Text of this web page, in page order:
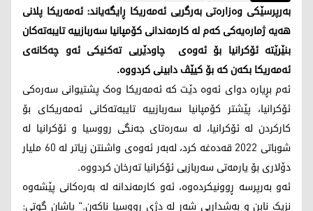
بەرپرسێکی وەزارەتی بەرگریی ئەمەریکا ڕایگەیاند: ئەمەریکا پلانی
هەیە ژمارەیەکی کەم لە کارمەندانی کۆمپانیا سەربازییە تایبەتەکان
بنێرێتە ئۆکرانیا بۆ ئەوەی چاودێریی تەکنیکی ئەو چەکانەی
ئەمەریکا بکەن کە بۆ کیێڤ دابینی کردووە.
ئەم بڕیارە دوای ئەوە دێت کە ئەمەریکا وەک پشتیوانی سەرەکی
ئۆکرانیا، پێشتر کۆمپانیا سەربازییە تایبەتەکانی ئەمەریکای بۆ
کارکردن لە ئۆکرانیا، لە سەرەتای جەنگی رووسیا و ئۆکرانیا لە
شوباتی 2022 قەدەغە کرد، لەبەر ئەوەی واشنتن زیاتر لە 60 ملیار
دۆلاری بۆ یارمەتی سەربازیی ئۆکرانیا تەرخان کردووە.
ئەو بەرپرسە ڕوونیکردەوە، ئەو کارمەندانە لە بەرەکانی پێشەوە
نزیک نابن و بەشداریی شەڕ لە دژی رووسیا ناکەن." پاشان گوتی: